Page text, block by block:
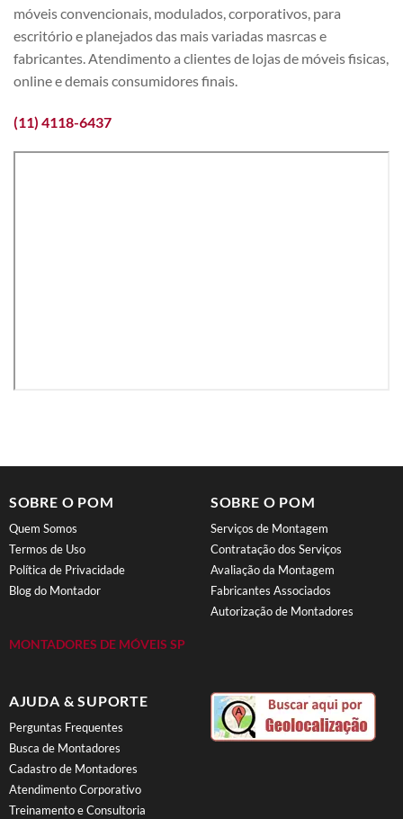
móveis convencionais, modulados, corporativos, para
escritório e planejados das mais variadas masrcas e
fabricantes. Atendimento a clientes de lojas de móveis fisicas,
online e demais consumidores finais.
(11) 4118-6437
SOBRE O POM
Quem Somos
Termos de Uso
Política de Privacidade
Blog do Montador
MONTADORES DE MÓVEIS SP
SOBRE O POM
Serviços de Montagem
Contratação dos Serviços
Avaliação da Montagem
Fabricantes Associados
Autorização de Montadores
AJUDA & SUPORTE
Perguntas Frequentes
Busca de Montadores
Cadastro de Montadores
Atendimento Corporativo
Treinamento e Consultoria